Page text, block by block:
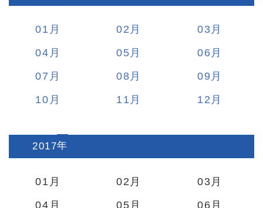
01 02
03
04
05
06
07
08
09
10
11 12
2017:
01 02
03
04
05
06